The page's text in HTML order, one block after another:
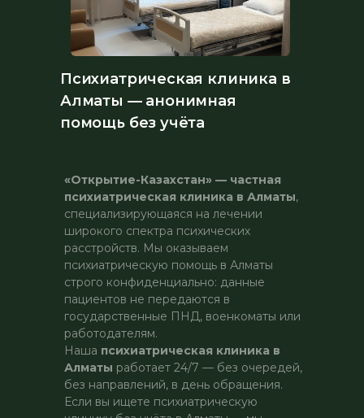
Психиатрическая клиника в
Алматы — анонимная
помощь без учёта
«Открытие-Казахстан» — частная
психиатрическая клиника в Алматы,
специализирующаяся на лечении
широкого спектра психических
расстройств. Мы оказываем
психиатрическую помощь в Алматы
строго конфиденциально: данные
пациентов не передаются в
государственные ПНД, военкоматы или
работодателям.
Наша психиатрическая клиника в
Алматы работает 24/7 — без очередей,
без направлений, в день обращения.
Если вы ищете психиатрическую